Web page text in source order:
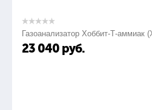
Газоанализатор Хоббит-Т-аммиак
23 040 руб.